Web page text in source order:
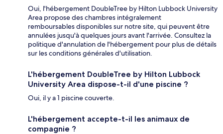
Oui, l'hébergement DoubleTree by Hilton Lubbock University
Area propose des chambres intégralement
remboursables disponibles sur notre site, qui peuvent être
annulées jusqu'à quelques jours avant l'arrivée. Consultez la
politique d'annulation de l'hébergement pour plus de détails
sur les conditions générales d'utilisation.
L'hébergement DoubleTree by Hilton Lubbock
University Area dispose-t-il d'une piscine ?
Oui, il y a 1 piscine couverte.
L'hébergement accepte-t-il les animaux de
compagnie ?